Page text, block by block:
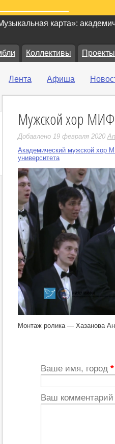
карта»:
Коллективы Проекты
Лента Афиша
Мужской хор
Добавлено 19 февраля 2020
Академический мужской хор
университета
Монтаж ролика — Хазанова
Ваше имя, город *
Ваш